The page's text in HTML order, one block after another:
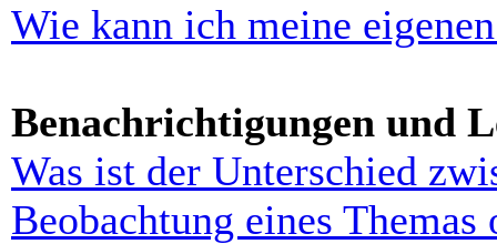
Wie kann ich meine
Benachrichtigungen und
Was ist der Unterschied
Beobachtung eines Themas